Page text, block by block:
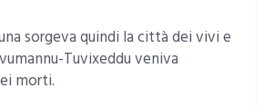
sorgeva quindi la città dei vivi e
Tuvixeddu veniva
morti.